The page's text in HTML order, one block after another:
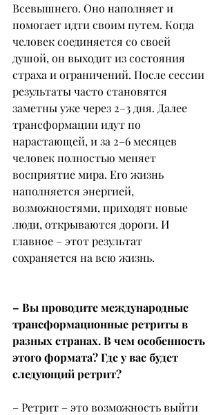
Всевышнего. Оно наполняет и
помогает идти своим путем. Когда
человек соединяется со своей
душой, он выходит из состояния
страха и ограничений. После сессии
результаты часто становятся
заметны уже через 2–3 дня. Далее
трансформации идут по
нарастающей, и за 2–6 месяцев
человек полностью меняет
восприятие мира. Его жизнь
наполняется энергией,
возможностями, приходят новые
люди, открываются дороги. И
главное – этот результат
сохраняется на всю жизнь.
– Вы проводите международные
трансформационные ретриты в
разных странах. В чем особенность
этого формата? Где у вас будет
следующий ретрит?
– Ретрит – это возможность выйти